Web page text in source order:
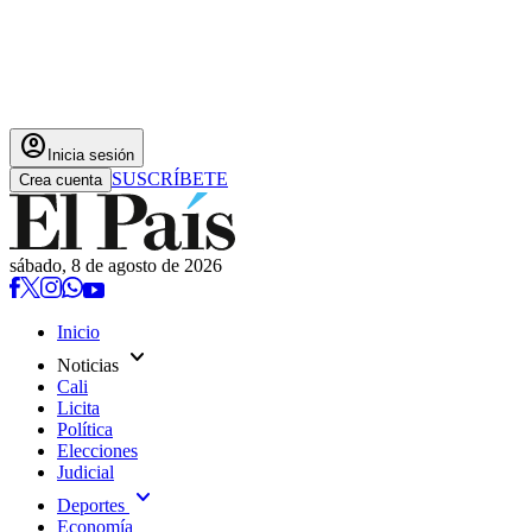
account_circle Inicia sesión
Crea cuenta SUSCRÍBETE
sábado, 8 de agosto de 2026
Inicio
Noticias expand_more
Cali
Licita
Política
Elecciones
Judicial
Deportes expand_more
Economía